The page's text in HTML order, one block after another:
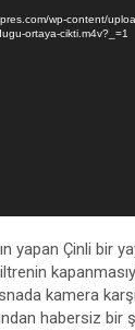
wp-content/
ortaya-cikti.m4v?_=1
yapan Çinli bir
kamera
habersiz bir